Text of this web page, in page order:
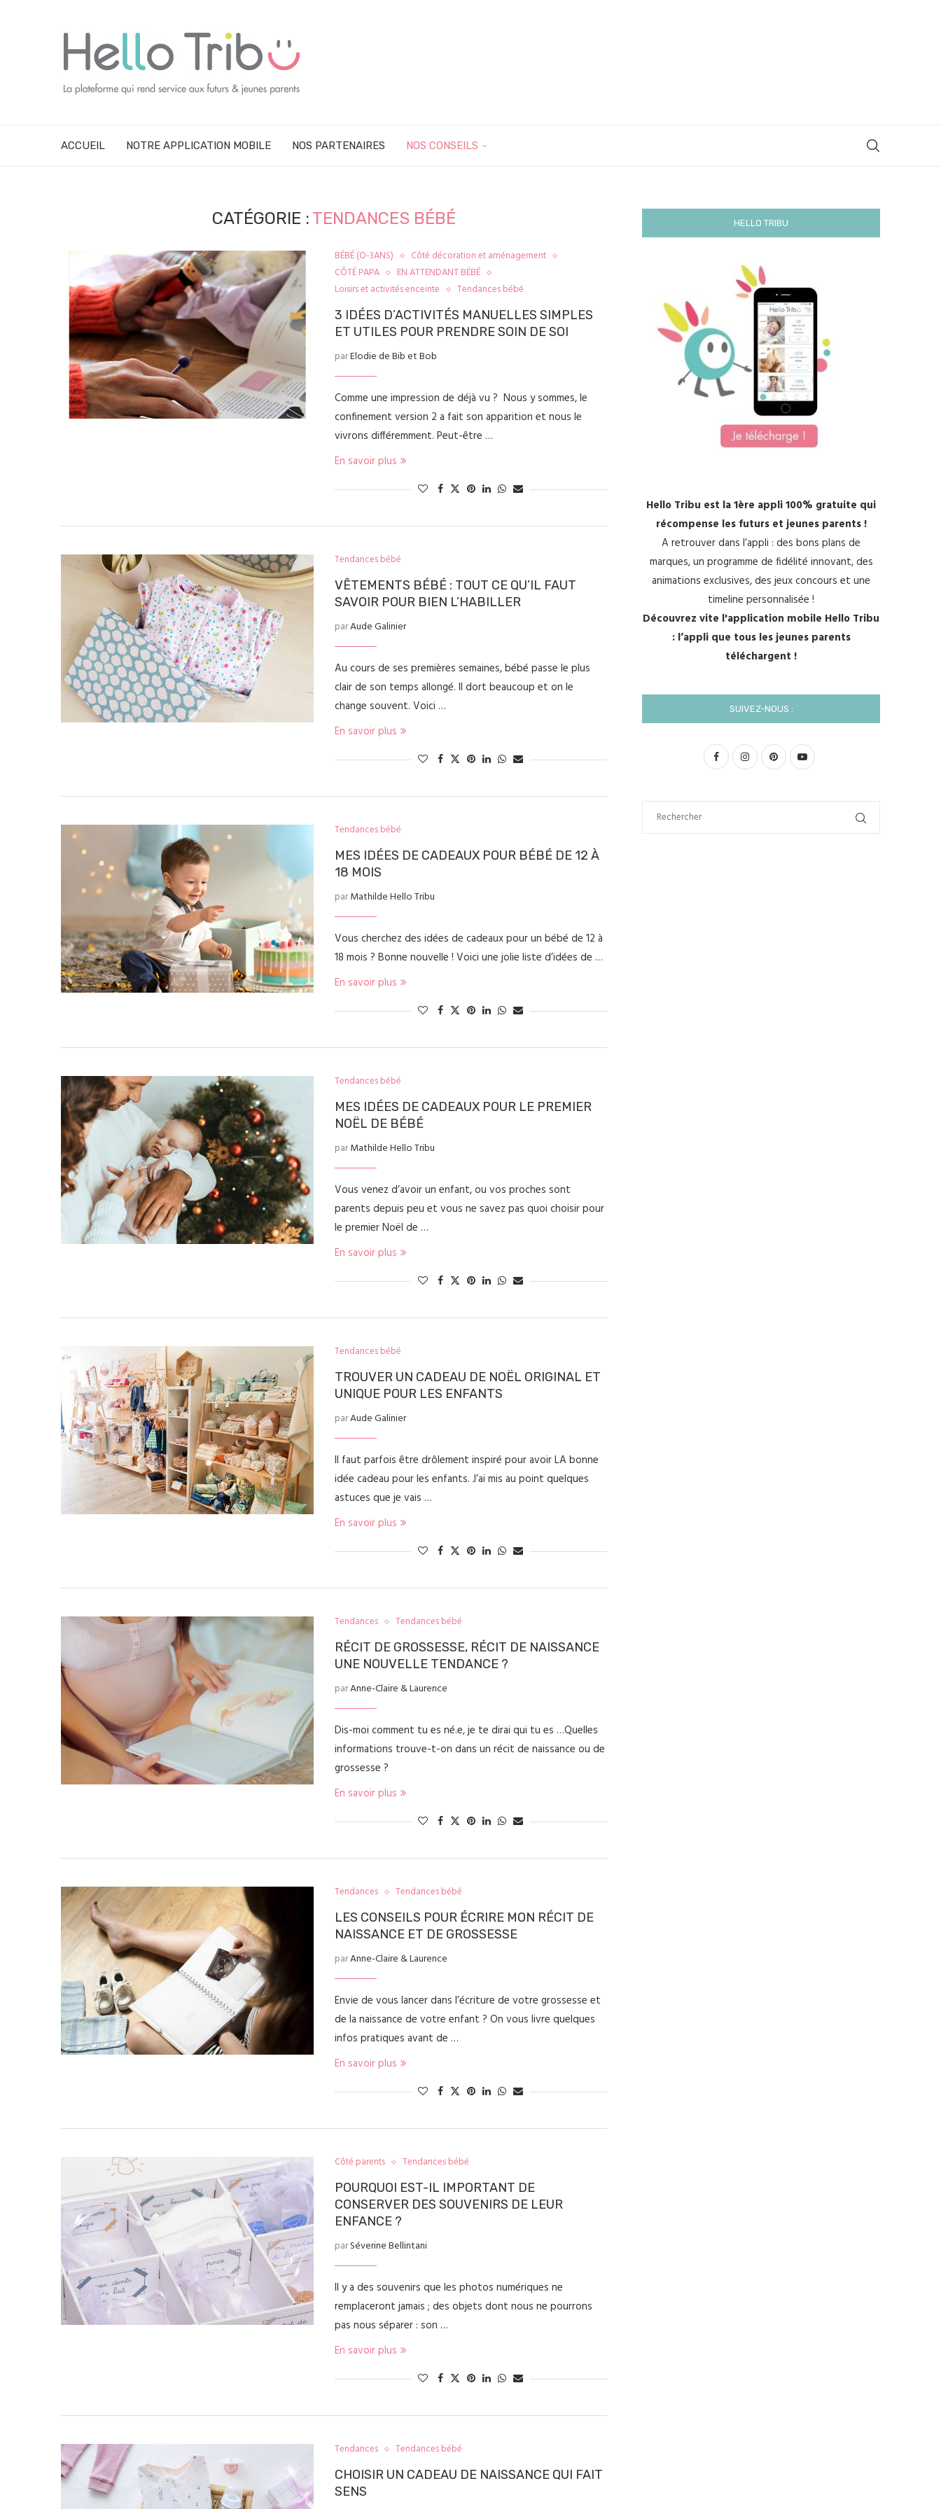
ACCUEIL NOTRE APPLICATION MOBILE NOS PARTENAIRES NOS CONSEILS
CATÉGORIE : TENDANCES BÉBÉ
BÉBÉ (O-3ANS)
Côté décoration et aménagement
CÔTÉ PAPA
EN ATTENDANT BÉBÉ
Loisirs et activités enceinte
Tendances bébé
3 IDÉES D’ACTIVITÉS MANUELLES SIMPLES
ET UTILES POUR PRENDRE SOIN DE SOI
parElodie de Bib et Bob
Comme une impression de déjà vu ? Nous y sommes, le
confinement version 2 a fait son apparition et nous le
vivrons différemment. Peut-être …
En savoir plus
Tendances bébé
VÊTEMENTS BÉBÉ : TOUT CE QU’IL FAUT
SAVOIR POUR BIEN L’HABILLER
parAude Galinier
Au cours de ses premières semaines, bébé passe le plus
clair de son temps allongé. Il dort beaucoup et on le
change souvent. Voici …
En savoir plus
Tendances bébé
MES IDÉES DE CADEAUX POUR BÉBÉ DE 12 À
18 MOIS
parMathilde Hello Tribu
Vous cherchez des idées de cadeaux pour un bébé de 12 à
18 mois ? Bonne nouvelle ! Voici une jolie liste d’idées de …
En savoir plus
Tendances bébé
MES IDÉES DE CADEAUX POUR LE PREMIER
NOËL DE BÉBÉ
parMathilde Hello Tribu
Vous venez d’avoir un enfant, ou vos proches sont
parents depuis peu et vous ne savez pas quoi choisir pour
le premier Noël de …
En savoir plus
Tendances bébé
TROUVER UN CADEAU DE NOËL ORIGINAL ET
UNIQUE POUR LES ENFANTS
parAude Galinier
Il faut parfois être drôlement inspiré pour avoir LA bonne
idée cadeau pour les enfants. J’ai mis au point quelques
astuces que je vais …
En savoir plus
Tendances Tendances bébé
RÉCIT DE GROSSESSE, RÉCIT DE NAISSANCE
UNE NOUVELLE TENDANCE ?
parAnne-Claire & Laurence
Dis-moi comment tu es né.e, je te dirai qui tu es …Quelles
informations trouve-t-on dans un récit de naissance ou de
grossesse ?
En savoir plus
Tendances Tendances bébé
LES CONSEILS POUR ÉCRIRE MON RÉCIT DE
NAISSANCE ET DE GROSSESSE
parAnne-Claire & Laurence
Envie de vous lancer dans l’écriture de votre grossesse et
de la naissance de votre enfant ? On vous livre quelques
infos pratiques avant de …
En savoir plus
Côté parents Tendances bébé
POURQUOI EST-IL IMPORTANT DE
CONSERVER DES SOUVENIRS DE LEUR
ENFANCE ?
parSéverine Bellintani
Il y a des souvenirs que les photos numériques ne
remplaceront jamais ; des objets dont nous ne pourrons
pas nous séparer : son …
En savoir plus
Tendances Tendances bébé
CHOISIR UN CADEAU DE NAISSANCE QUI FAIT
SENS
HELLO TRIBU
Hello Tribu est la 1ère appli 100% gratuite qui
récompense les futurs et jeunes parents !
A retrouver dans l’appli : des bons plans de
marques, un programme de fidélité innovant, des
animations exclusives, des jeux concours et une
timeline personnalisée !
Découvrez vite l'application mobile Hello Tribu
: l’appli que tous les jeunes parents
téléchargent !
SUIVEZ-NOUS :